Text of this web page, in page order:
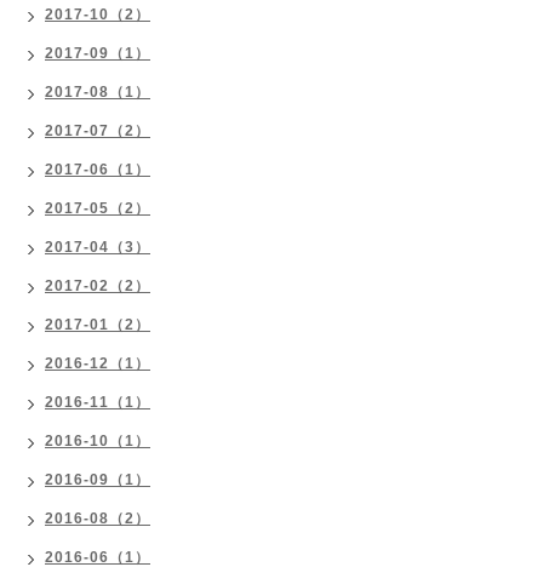
2017-10（2）
2017-09（1）
2017-08（1）
2017-07（2）
2017-06（1）
2017-05（2）
2017-04（3）
2017-02（2）
2017-01（2）
2016-12（1）
2016-11（1）
2016-10（1）
2016-09（1）
2016-08（2）
2016-06（1）